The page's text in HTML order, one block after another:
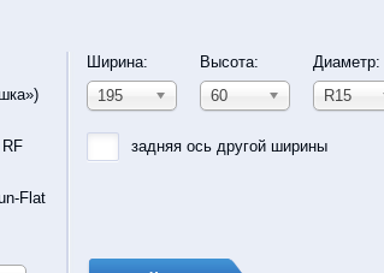
Flat
Ширина:
195
Высота:
60
Диаметр:
R15
задняя ось другой ширины